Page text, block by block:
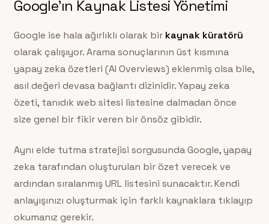
Google’ın Kaynak Listesi Yönetimi
Google ise hala ağırlıklı olarak bir kaynak küratörü
olarak çalışıyor. Arama sonuçlarının üst kısmına
yapay zeka özetleri (AI Overviews) eklenmiş olsa bile,
asıl değeri devasa bağlantı dizinidir. Yapay zeka
özeti, tanıdık web sitesi listesine dalmadan önce
size genel bir fikir veren bir önsöz gibidir.
Aynı elde tutma stratejisi sorgusunda Google, yapay
zeka tarafından oluşturulan bir özet verecek ve
ardından sıralanmış URL listesini sunacaktır. Kendi
anlayışınızı oluşturmak için farklı kaynaklara tıklayıp
okumanız gerekir.